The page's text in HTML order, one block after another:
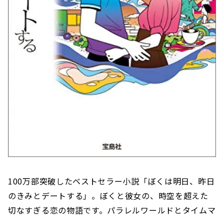
100万部突破したベストセラー小説「ぼくは明日、昨日
のきみとデートする」。ぼくと彼女の、時空を超えた
切なすぎる恋の物語です。パラレルワールドとタイムマ